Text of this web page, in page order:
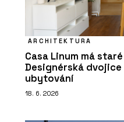
ARCHITEKTURA
Casa Linum má
Designérská
ubytování
18. 6. 2026